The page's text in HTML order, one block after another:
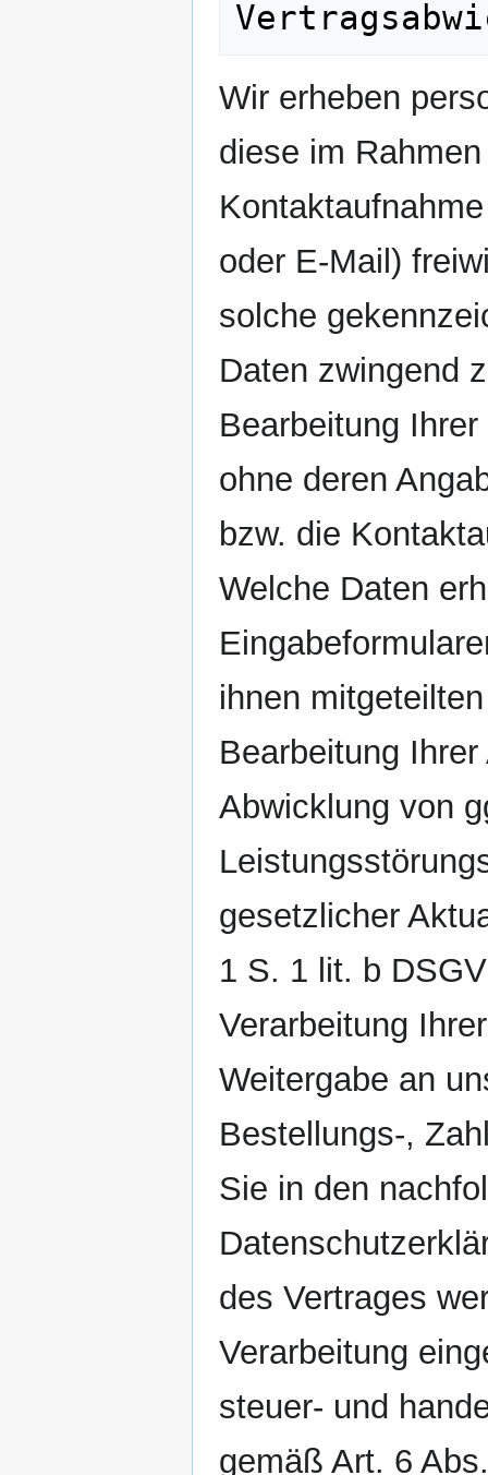
Wir erheben
diese im
oder E-Mail)
solche
Daten zwingend
Bearbeitung
ohne deren
bzw. die
Welche Daten
ihnen
Bearbeitung
Abwicklung von
gesetzlicher
1 S. 1 lit. b
Verarbeitung
Weitergabe an
Bestellungs-,
Sie in den
des Vertrages
Verarbeitung
steuer- und
gemäß Art. 6